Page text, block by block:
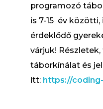
programozó
is 7-15 év
érdeklődő
várjuk!
táborkínálat és
itt: https://